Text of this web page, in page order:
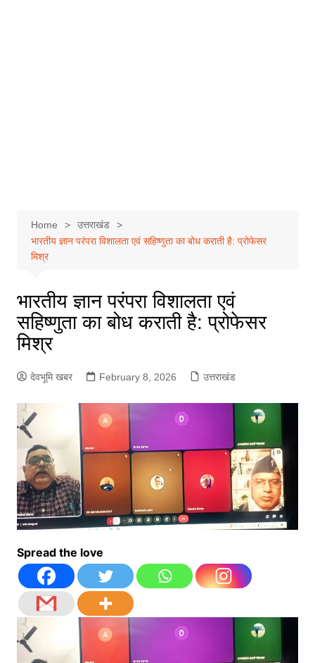
Home
उत्तराखंड
भारतीय ज्ञान परंपरा विशालता एवं सहिष्णुता का बोध कराती है: प्रोफेसर
मिश्र
भारतीय ज्ञान परंपरा विशालता एवं
सहिष्णुता का बोध कराती है: प्रोफेसर
मिश्र
देवभूमि खबर February 8, 2026 उत्तराखंड
Spread the love